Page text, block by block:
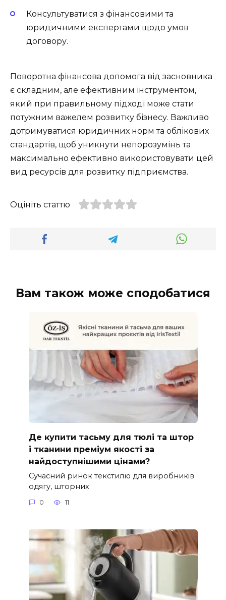
Консультуватися з фінансовими та
юридичними експертами щодо умов
договору.
Поворотна фінансова допомога від засновника
є складним, але ефективним інструментом,
який при правильному підході може стати
потужним важелем розвитку бізнесу. Важливо
дотримуватися юридичних норм та облікових
стандартів, щоб уникнути непорозумінь та
максимально ефективно використовувати цей
вид ресурсів для розвитку підприємства.
Оцініть статтю
Вам також може сподобатися
Де купити тасьму для тюлі та штор
і тканини преміум якості за
найдоступнішими цінами?
Сучасний ринок текстилю для виробників
одягу, шторних
0 11